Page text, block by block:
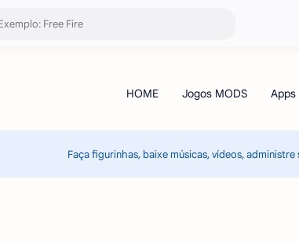
Faça figurinhas, baixe músicas, vídeos,